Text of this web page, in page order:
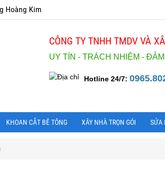
Hoàng Kim
CÔNG TY TNHH TMDV VÀ
UY TÍN - TRÁCH NHIỆM -
Hotline 24/7:
KHOAN CẮT BÊ TÔNG XÂY NHÀ TRỌN GÓI SỬA